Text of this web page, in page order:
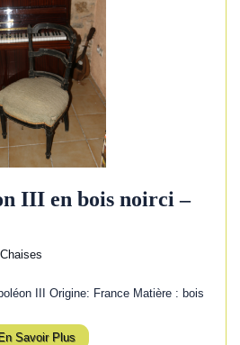
III en bois noirci –
III Origine: France Matière : bois
En Savoir Plus